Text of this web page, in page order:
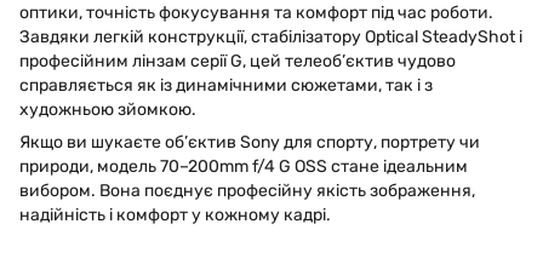
оптики, точність фокусування та комфорт під час роботи.
Завдяки легкій конструкції, стабілізатору Optical SteadyShot і
професійним лінзам серії G, цей телеоб’єктив чудово
справляється як із динамічними сюжетами, так і з
художньою зйомкою.
Якщо ви шукаєте об’єктив Sony для спорту, портрету чи
природи, модель 70–200mm f/4 G OSS стане ідеальним
вибором. Вона поєднує професійну якість зображення,
надійність і комфорт у кожному кадрі.